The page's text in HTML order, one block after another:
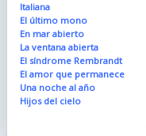
Italiana
El último mono
En mar abierto
La ventana abierta
El síndrome Rembrandt
El amor que permanece
Una noche al año
Hijos del cielo